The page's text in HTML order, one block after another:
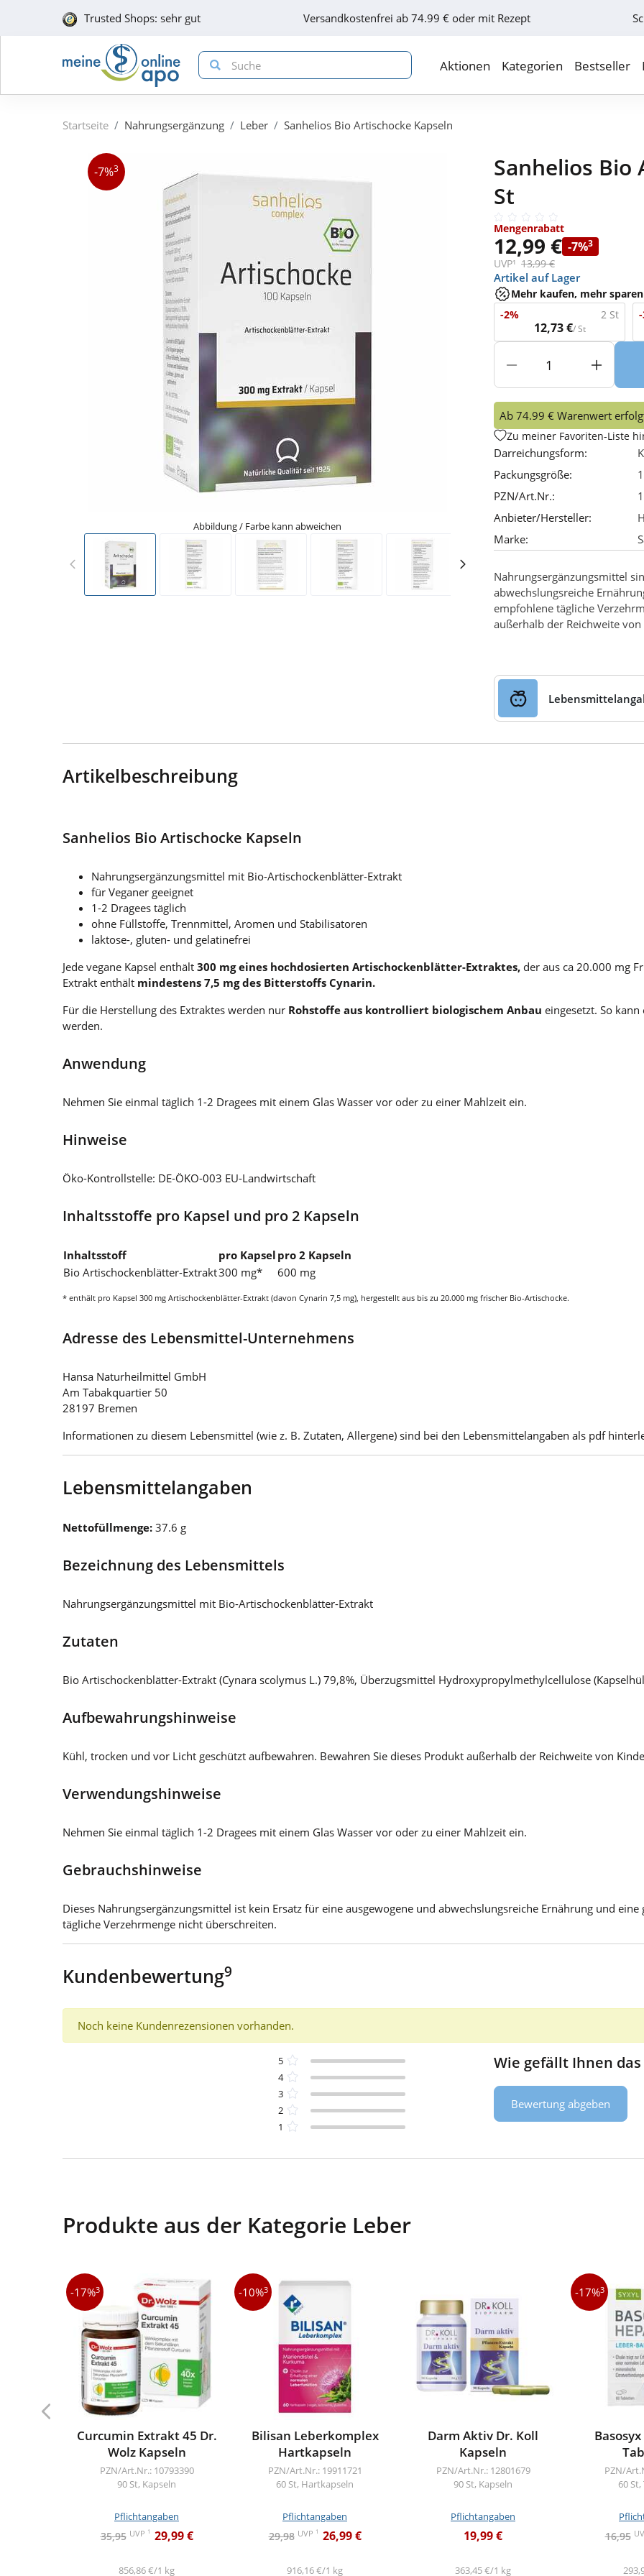
Trusted Shops: sehr gut Versandkostenfrei ab 74.99 € oder mit Rezept
Aktionen Kategorien Bestseller
Startseite Nahrungsergänzung Leber Sanhelios Bio Artischocke Kapseln
-7%3
Abbildung / Farbe kann abweichen
Sanhelios Bio
St
Mengenrabatt
12,99 € -7%3
UVP¹ 13,99 €
Artikel auf Lager
Mehr kaufen, mehr sparen
-2%
2 St
12,73 €/ St
Ab 74.99 € Warenwert
Zu meiner Favoriten-Liste
Darreichungsform:
Packungsgröße:
PZN/Art.Nr.:
Anbieter/Hersteller:
Marke:
Nahrungsergänzungsmittel
abwechslungsreiche
empfohlene tägliche
außerhalb der Reichweite
Artikelbeschreibung
Sanhelios Bio Artischocke Kapseln
Nahrungsergänzungsmittel mit Bio-Artischockenblätter-Extrakt
für Veganer geeignet
1-2 Dragees täglich
ohne Füllstoffe, Trennmittel, Aromen und Stabilisatoren
laktose-, gluten- und gelatinefrei
Jede vegane Kapsel enthält 300 mg eines hochdosierten Artischockenblätter-Extraktes, der aus ca 20.000 mg
Extrakt enthält mindestens 7,5 mg des Bitterstoffs Cynarin.
Für die Herstellung des Extraktes werden nur Rohstoffe aus kontrolliert biologischem Anbau eingesetzt. So
werden.
Anwendung
Nehmen Sie einmal täglich 1-2 Dragees mit einem Glas Wasser vor oder zu einer Mahlzeit ein.
Hinweise
Öko-Kontrollstelle: DE-ÖKO-003 EU-Landwirtschaft
Inhaltsstoffe pro Kapsel und pro 2 Kapseln
Inhaltsstoff pro Kapsel pro 2 Kapseln
Bio Artischockenblätter-Extrakt300 mg* 600 mg
* enthält pro Kapsel 300 mg Artischockenblätter-Extrakt (davon Cynarin 7,5 mg), hergestellt aus bis zu 20.000 mg frischer Bio-Artischocke.
Adresse des Lebensmittel-Unternehmens
Hansa Naturheilmittel GmbH
Am Tabakquartier 50
28197 Bremen
Informationen zu diesem Lebensmittel (wie z. B. Zutaten, Allergene) sind bei den Lebensmittelangaben als pdf
Lebensmittelangaben
Nettofüllmenge: 37.6 g
Bezeichnung des Lebensmittels
Nahrungsergänzungsmittel mit Bio-Artischockenblätter-Extrakt
Zutaten
Bio Artischockenblätter-Extrakt (Cynara scolymus L.) 79,8%, Überzugsmittel Hydroxypropylmethylcellulose
Aufbewahrungshinweise
Kühl, trocken und vor Licht geschützt aufbewahren. Bewahren Sie dieses Produkt außerhalb der Reichweite von
Verwendungshinweise
Nehmen Sie einmal täglich 1-2 Dragees mit einem Glas Wasser vor oder zu einer Mahlzeit ein.
Gebrauchshinweise
Dieses Nahrungsergänzungsmittel ist kein Ersatz für eine ausgewogene und abwechslungsreiche Ernährung und
tägliche Verzehrmenge nicht überschreiten.
Kundenbewertung9
Noch keine Kundenrezensionen vorhanden.
5
4
3
2
1
Wie gefällt Ihnen
Bewertung abgeben
Produkte aus der Kategorie Leber
-17%3
Curcumin Extrakt 45 Dr.
Wolz Kapseln
PZN/Art.Nr.: 10793390
90 St, Kapseln
Pflichtangaben
35,95 UVP 1 29,99 €
856,86 €/1 kg
-10%3
Bilisan Leberkomplex
Hartkapseln
PZN/Art.Nr.: 19911721
60 St, Hartkapseln
Pflichtangaben
29,98 UVP 1 26,99 €
916,16 €/1 kg
Darm Aktiv Dr. Koll
Kapseln
PZN/Art.Nr.: 12801679
90 St, Kapseln
Pflichtangaben
19,99 €
363,45 €/1 kg
-17%3
PZN/
60
16,95